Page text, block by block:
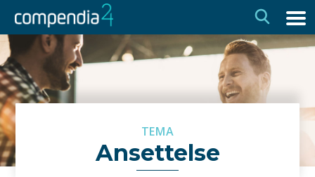
navigasjon
innhold
TEMA
Ansettelse